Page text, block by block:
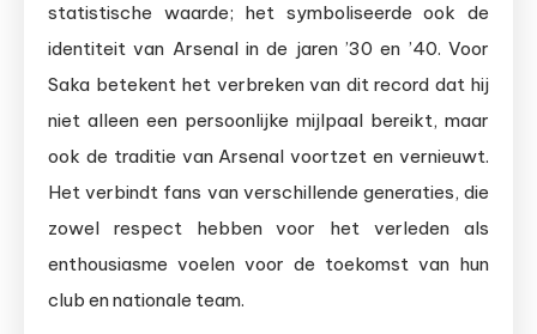
statistische waarde; het symboliseerde ook de
identiteit van Arsenal in de jaren ’30 en ’40. Voor
Saka betekent het verbreken van dit record dat hij
niet alleen een persoonlijke mijlpaal bereikt, maar
ook de traditie van Arsenal voortzet en vernieuwt.
Het verbindt fans van verschillende generaties, die
zowel respect hebben voor het verleden als
enthousiasme voelen voor de toekomst van hun
club en nationale team.